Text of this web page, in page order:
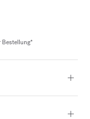
Bestellung*